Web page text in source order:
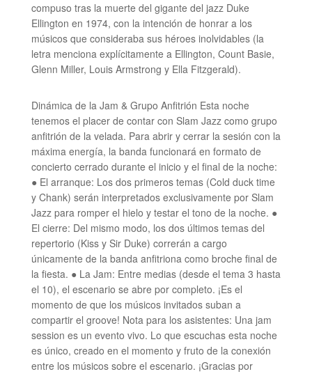
compuso tras la muerte del gigante del jazz Duke
Ellington en 1974, con la intención de honrar a los
músicos que consideraba sus héroes inolvidables (la
letra menciona explícitamente a Ellington, Count Basie,
Glenn Miller, Louis Armstrong y Ella Fitzgerald).
Dinámica de la Jam & Grupo Anfitrión Esta noche
tenemos el placer de contar con Slam Jazz como grupo
anfitrión de la velada. Para abrir y cerrar la sesión con la
máxima energía, la banda funcionará en formato de
concierto cerrado durante el inicio y el final de la noche:
● El arranque: Los dos primeros temas (Cold duck time
y Chank) serán interpretados exclusivamente por Slam
Jazz para romper el hielo y testar el tono de la noche. ●
El cierre: Del mismo modo, los dos últimos temas del
repertorio (Kiss y Sir Duke) correrán a cargo
únicamente de la banda anfitriona como broche final de
la fiesta. ● La Jam: Entre medias (desde el tema 3 hasta
el 10), el escenario se abre por completo. ¡Es el
momento de que los músicos invitados suban a
compartir el groove! Nota para los asistentes: Una jam
session es un evento vivo. Lo que escuchas esta noche
es único, creado en el momento y fruto de la conexión
entre los músicos sobre el escenario. ¡Gracias por